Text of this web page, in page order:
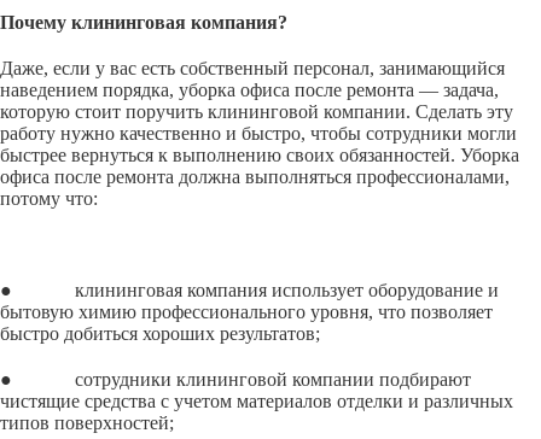
Почему клининговая компания?
Даже, если у вас есть собственный персонал, занимающийся
наведением порядка, уборка офиса после ремонта — задача,
которую стоит поручить клининговой компании. Сделать эту
работу нужно качественно и быстро, чтобы сотрудники могли
быстрее вернуться к выполнению своих обязанностей. Уборка
офиса после ремонта должна выполняться профессионалами,
потому что:
● клининговая компания использует оборудование и
бытовую химию профессионального уровня, что позволяет
быстро добиться хороших результатов;
● сотрудники клининговой компании подбирают
чистящие средства с учетом материалов отделки и различных
типов поверхностей;